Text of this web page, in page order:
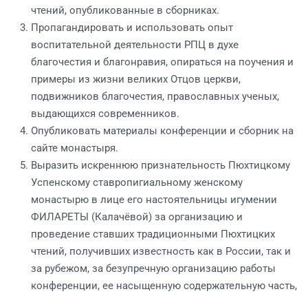
чтений, опубликованные в сборниках.
Пропагандировать и использовать опыт
воспитательной деятельности РПЦ в духе
благочестия и благонравия, опираться на поучения и
примеры из жизни великих Отцов церкви,
подвижников благочестия, православных ученых,
выдающихся современников.
Опубликовать материалы конференции и сборник на
сайте монастыря.
Выразить искреннюю признательность Пюхтицкому
Успенскому ставропигиальному женскому
монастырю в лице его настоятельницы игумении
ФИЛАРЕТЫ (Калачёвой) за организацию и
проведение ставших традиционными Пюхтицких
чтений, получивших известность как в России, так и
за рубежом, за безупречную организацию работы
конференции, ее насыщенную содержательную часть,